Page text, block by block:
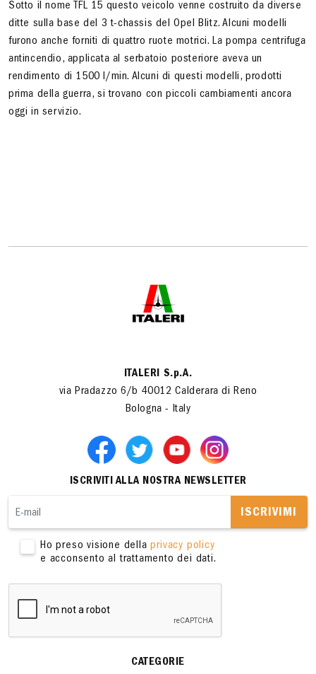
Sotto il nome TFL 15 questo veicolo venne costruito da diverse
ditte sulla base del 3 t-chassis del Opel Blitz. Alcuni modelli
furono anche forniti di quattro ruote motrici. La pompa centrifuga
antincendio, applicata al serbatoio posteriore aveva un
rendimento di 1500 l/min. Alcuni di questi modelli, prodotti
prima della guerra, si trovano con piccoli cambiamenti ancora
oggi in servizio.
ITALERI S.p.A.
via Pradazzo 6/b 40012 Calderara di Reno
Bologna - Italy
ISCRIVITI ALLA NOSTRA NEWSLETTER
ISCRIVIMI
Ho preso visione dellaprivacy policy
e acconsento al trattamento dei dati.
CATEGORIE